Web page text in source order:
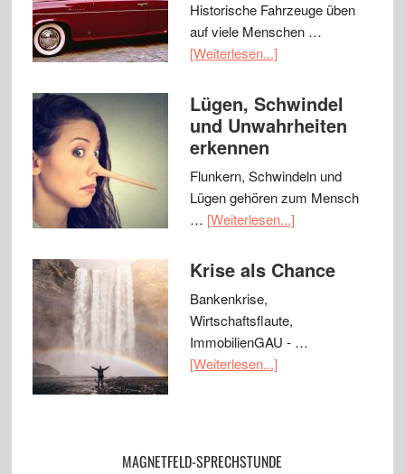
Historische Fahrzeuge üben
auf viele Menschen …
[Weiterlesen...]
Lügen, Schwindel
und Unwahrheiten
erkennen
Flunkern, Schwindeln und
Lügen gehören zum Mensch
… [Weiterlesen...]
Krise als Chance
Bankenkrise,
Wirtschaftsflaute,
ImmobilienGAU - …
[Weiterlesen...]
MAGNETFELD-SPRECHSTUNDE